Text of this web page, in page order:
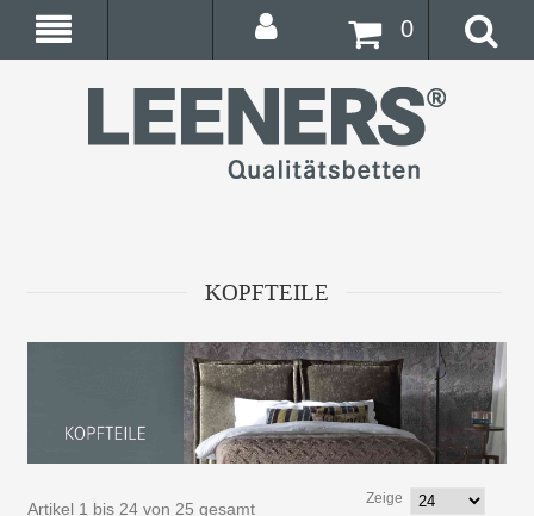
0
KOPFTEILE
Artikel 1 bis 24 von 25 gesamt
Zeige